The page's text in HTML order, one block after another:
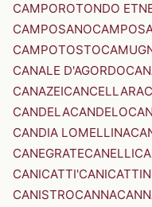
CAMPOROTONDO
CAMPOSANO
CAMPOTOSTO
CANALE D'AGORDO
CANAZEICANCELLARA
CANDELACANDELO
CANDIA LOMELLINA
CANEGRATECANELLI
CANICATTI'
CANISTROCANNA